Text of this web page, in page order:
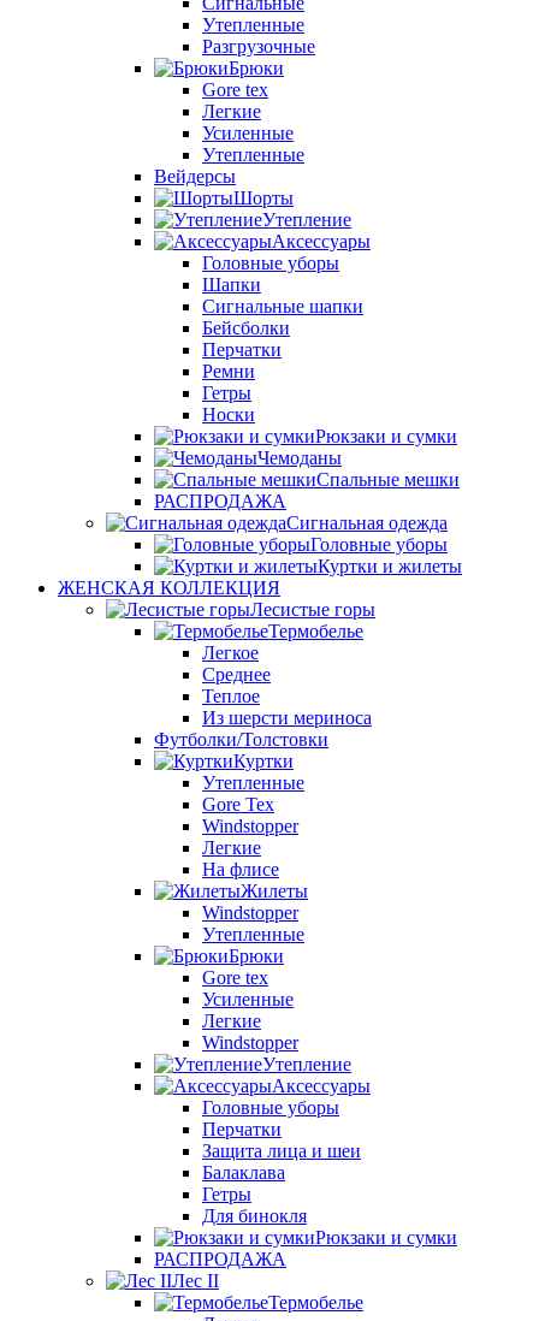
Утепленные
Разгрузочные
Брюки
Gore tex
Легкие
Усиленные
Утепленные
Вейдерсы
Шорты
Утепление
Аксессуары
Головные уборы
Шапки
Сигнальные шапки
Бейсболки
Перчатки
Ремни
Гетры
Носки
Рюкзаки и сумки
Чемоданы
Спальные мешки
РАСПРОДАЖА
Сигнальная одежда
Головные уборы
Куртки и жилеты
ЖЕНСКАЯ КОЛЛЕКЦИЯ
Лесистые горы
Термобелье
Легкое
Среднее
Теплое
Из шерсти мериноса
Футболки/Толстовки
Куртки
Утепленные
Gore Tex
Windstopper
Легкие
На флисе
Жилеты
Windstopper
Утепленные
Брюки
Gore tex
Усиленные
Легкие
Windstopper
Утепление
Аксессуары
Головные уборы
Перчатки
Защита лица и шеи
Балаклава
Гетры
Для бинокля
Рюкзаки и сумки
РАСПРОДАЖА
Лес II
Термобелье